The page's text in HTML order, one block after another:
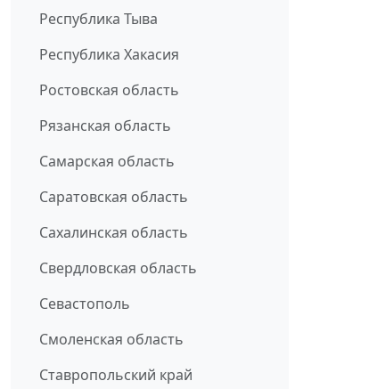
Республика Тыва
Республика Хакасия
Ростовская область
Рязанская область
Самарская область
Саратовская область
Сахалинская область
Свердловская область
Севастополь
Смоленская область
Ставропольский край